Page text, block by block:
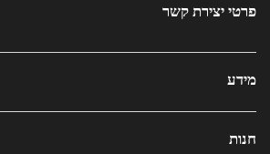
פרטי יצירת קשר
מידע
חנות